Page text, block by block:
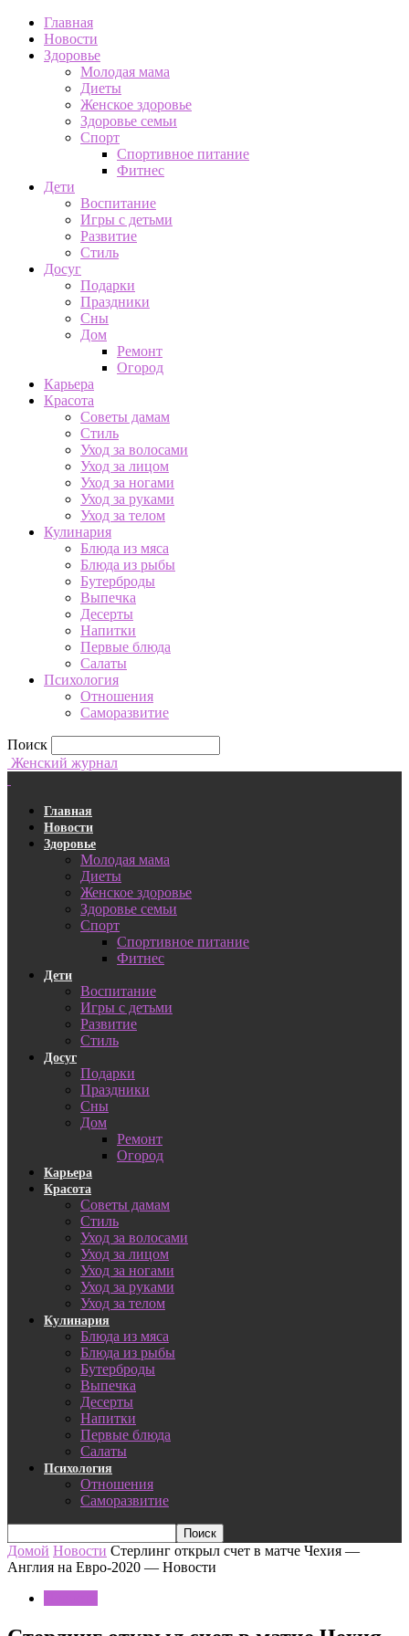
Главная
Новости
Здоровье
Молодая мама
Диеты
Женское здоровье
Здоровье семьи
Спорт
Спортивное питание
Фитнес
Дети
Воспитание
Игры с детьми
Развитие
Стиль
Досуг
Подарки
Праздники
Сны
Дом
Ремонт
Огород
Карьера
Красота
Советы дамам
Стиль
Уход за волосами
Уход за лицом
Уход за ногами
Уход за руками
Уход за телом
Кулинария
Блюда из мяса
Блюда из рыбы
Бутерброды
Выпечка
Десерты
Напитки
Первые блюда
Салаты
Психология
Отношения
Саморазвитие
Поиск
Женский журнал
Главная
Новости
Здоровье
Молодая мама
Диеты
Женское здоровье
Здоровье семьи
Спорт
Спортивное питание
Фитнес
Дети
Воспитание
Игры с детьми
Развитие
Стиль
Досуг
Подарки
Праздники
Сны
Дом
Ремонт
Огород
Карьера
Красота
Советы дамам
Стиль
Уход за волосами
Уход за лицом
Уход за ногами
Уход за руками
Уход за телом
Кулинария
Блюда из мяса
Блюда из рыбы
Бутерброды
Выпечка
Десерты
Напитки
Первые блюда
Салаты
Психология
Отношения
Саморазвитие
Домой Новости Стерлинг открыл счет в матче Чехия —
Англия на Евро-2020 — Новости